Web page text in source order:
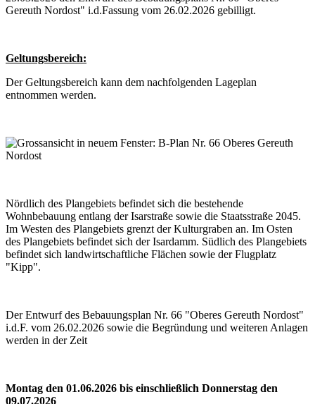
Gereuth Nordost" i.d.Fassung vom 26.02.2026 gebilligt.
Geltungsbereich:
Der Geltungsbereich kann dem nachfolgenden Lageplan
entnommen werden.
Nördlich des Plangebiets befindet sich die bestehende
Wohnbebauung entlang der Isarstraße sowie die Staatsstraße 2045.
Im Westen des Plangebiets grenzt der Kulturgraben an. Im Osten
des Plangebiets befindet sich der Isardamm. Südlich des Plangebiets
befindet sich landwirtschaftliche Flächen sowie der Flugplatz
"Kipp".
Der Entwurf des Bebauungsplan Nr. 66 "Oberes Gereuth Nordost"
i.d.F. vom 26.02.2026 sowie die Begründung und weiteren Anlagen
werden in der Zeit
Montag den 01.06.2026 bis einschließlich Donnerstag den
09.07.2026